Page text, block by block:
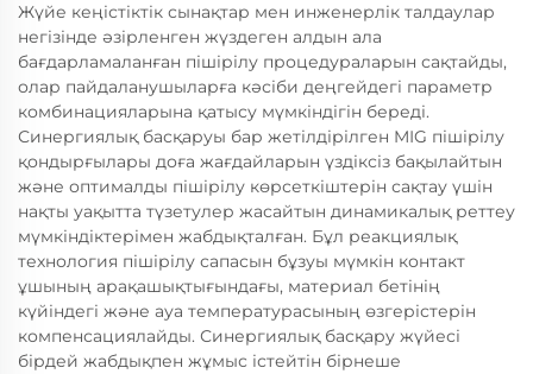
Жүйе кеңістіктік сынақтар мен инженерлік талдаулар
негізінде әзірленген жүздеген алдын ала
бағдарламаланған пішірілу процедураларын сақтайды,
олар пайдаланушыларға кәсіби деңгейдегі параметр
комбинацияларына қатысу мүмкіндігін береді.
Синергиялық басқаруы бар жетілдірілген MIG пішірілу
қондырғылары доға жағдайларын үздіксіз бақылайтын
және оптималды пішірілу көрсеткіштерін сақтау үшін
нақты уақытта түзетулер жасайтын динамикалық реттеу
мүмкіндіктерімен жабдықталған. Бұл реакциялық
технология пішірілу сапасын бұзуы мүмкін контакт
ұшының арақашықтығындағы, материал бетінің
күйіндегі және ауа температурасының өзгерістерін
компенсациялайды. Синергиялық басқару жүйесі
бірдей жабдықпен жұмыс істейтін бірнеше